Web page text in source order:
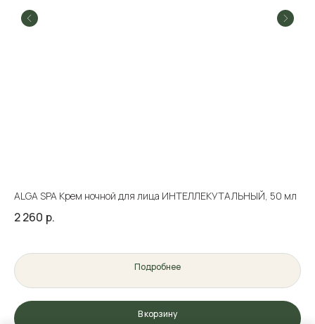
ALGA SPA Крем ночной для лица ИНТЕЛЛЕКУТАЛЬНЫЙ, 50 мл
2 260 р.
Подробнее
В корзину